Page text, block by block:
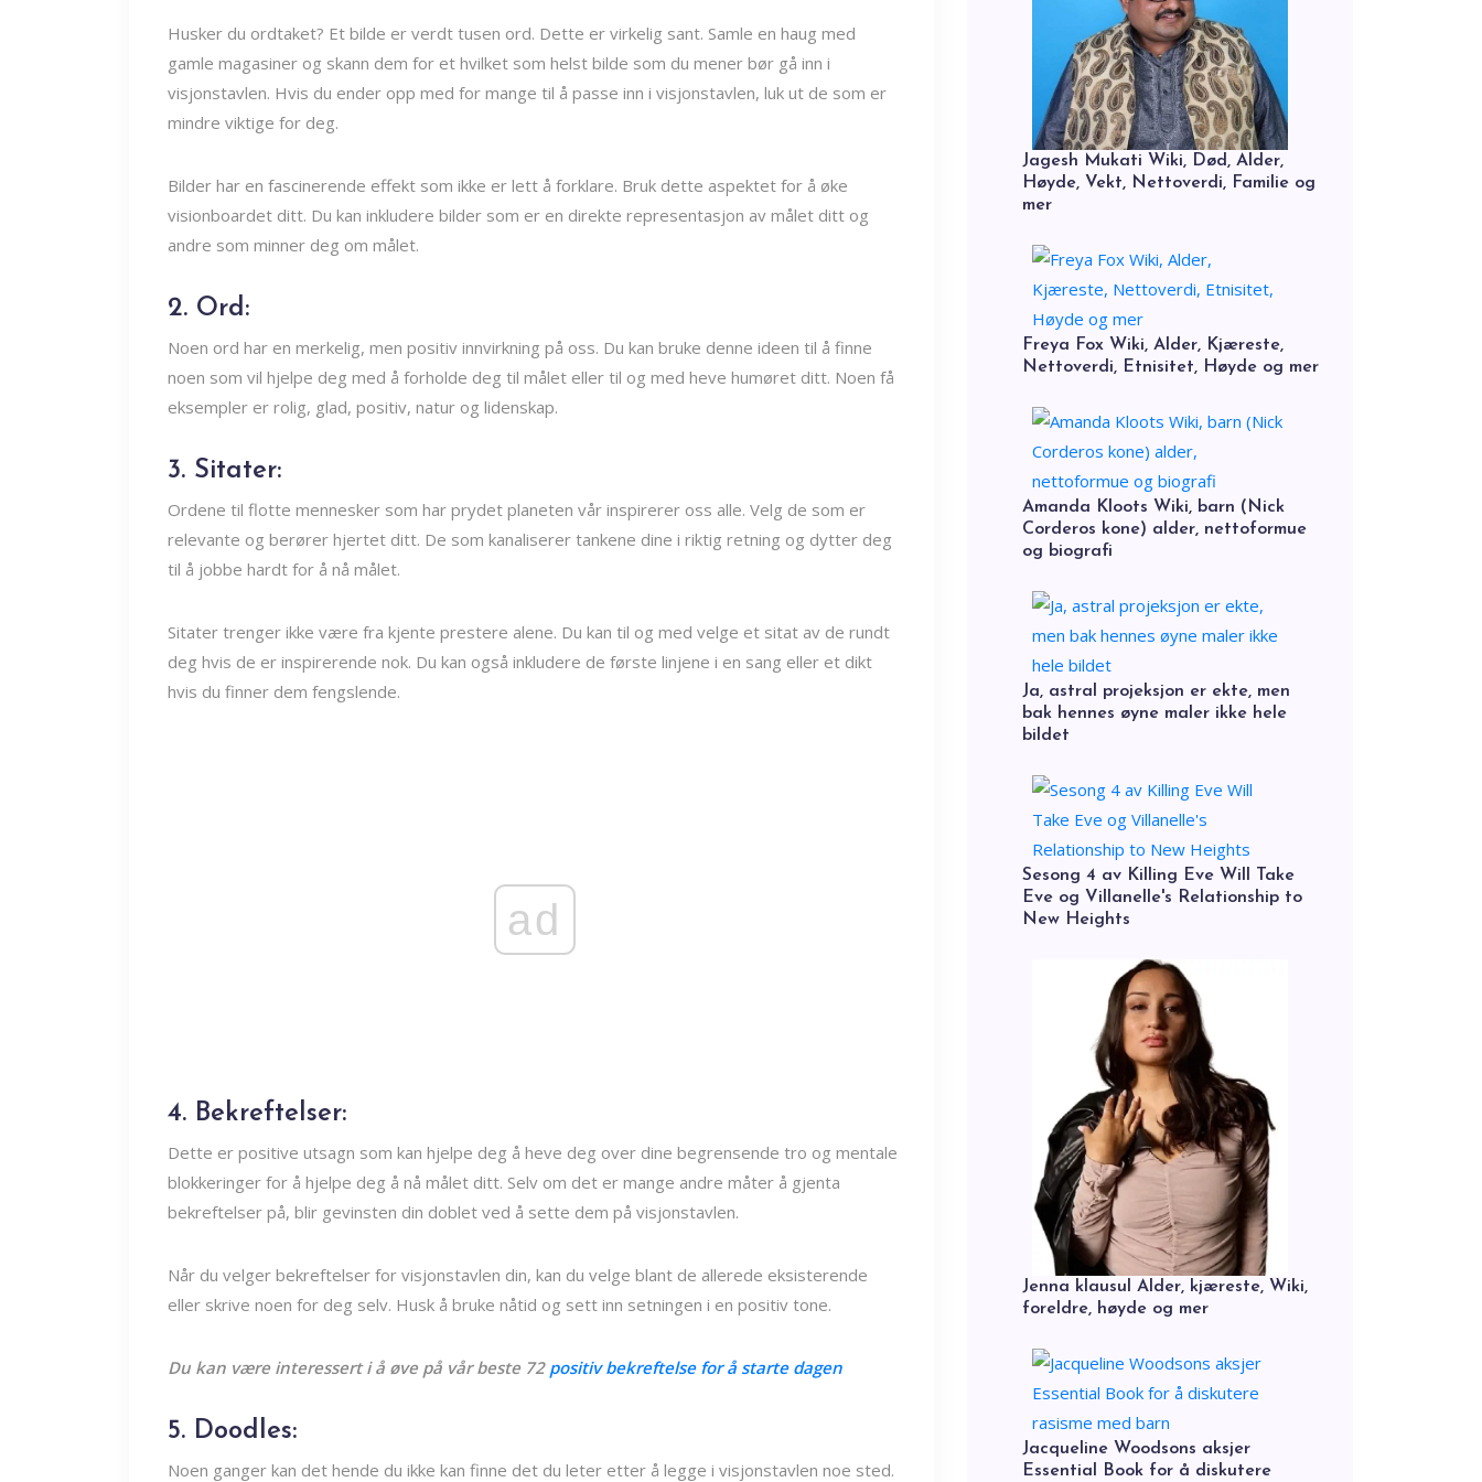
Husker du ordtaket? Et bilde er verdt tusen ord. Dette er virkelig sant. Samle en haug med
gamle magasiner og skann dem for et hvilket som helst bilde som du mener bør gå inn i
visjonstavlen. Hvis du ender opp med for mange til å passe inn i visjonstavlen, luk ut de som er
mindre viktige for deg.
Bilder har en fascinerende effekt som ikke er lett å forklare. Bruk dette aspektet for å øke
visionboardet ditt. Du kan inkludere bilder som er en direkte representasjon av målet ditt og
andre som minner deg om målet.
2. Ord:
Noen ord har en merkelig, men positiv innvirkning på oss. Du kan bruke denne ideen til å finne
noen som vil hjelpe deg med å forholde deg til målet eller til og med heve humøret ditt. Noen få
eksempler er rolig, glad, positiv, natur og lidenskap.
3. Sitater:
Ordene til flotte mennesker som har prydet planeten vår inspirerer oss alle. Velg de som er
relevante og berører hjertet ditt. De som kanaliserer tankene dine i riktig retning og dytter deg
til å jobbe hardt for å nå målet.
Sitater trenger ikke være fra kjente prestere alene. Du kan til og med velge et sitat av de rundt
deg hvis de er inspirerende nok. Du kan også inkludere de første linjene i en sang eller et dikt
hvis du finner dem fengslende.
ad
4. Bekreftelser:
Dette er positive utsagn som kan hjelpe deg å heve deg over dine begrensende tro og mentale
blokkeringer for å hjelpe deg å nå målet ditt. Selv om det er mange andre måter å gjenta
bekreftelser på, blir gevinsten din doblet ved å sette dem på visjonstavlen.
Når du velger bekreftelser for visjonstavlen din, kan du velge blant de allerede eksisterende
eller skrive noen for deg selv. Husk å bruke nåtid og sett inn setningen i en positiv tone.
Du kan være interessert i å øve på vår beste 72 positiv bekreftelse for å starte dagen
5. Doodles:
Noen ganger kan det hende du ikke kan finne det du leter etter å legge i visjonstavlen noe sted.
Jagesh Mukati Wiki, Død, Alder,
Høyde, Vekt, Nettoverdi, Familie og
mer
Freya Fox Wiki, Alder, Kjæreste,
Nettoverdi, Etnisitet, Høyde og mer
Amanda Kloots Wiki, barn (Nick
Corderos kone) alder, nettoformue
og biografi
Ja, astral projeksjon er ekte, men
bak hennes øyne maler ikke hele
bildet
Sesong 4 av Killing Eve Will Take
Eve og Villanelle's Relationship to
New Heights
Jenna klausul Alder, kjæreste, Wiki,
foreldre, høyde og mer
Jacqueline Woodsons aksjer
Essential Book for å diskutere